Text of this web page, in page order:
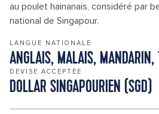
au poulet hainanais, considéré par
national de Singapour.
LANGUE NATIONALE
ANGLAIS, MALAIS, MANDARIN,
DEVISE ACCEPTÉE
DOLLAR SINGAPOURIEN (SGD)